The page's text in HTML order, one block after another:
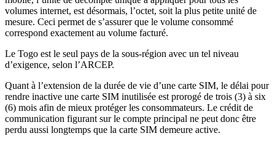
volumes internet, est désormais, l’octet, soit la plus petite unité de
mesure. Ceci permet de s’assurer que le volume consommé
correspond exactement au volume facturé.
Le Togo est le seul pays de la sous-région avec un tel niveau
d’exigence, selon l’ARCEP.
Quant à l’extension de la durée de vie d’une carte SIM, le délai pour
rendre inactive une carte SIM inutilisée est prorogé de trois (3) à six
(6) mois afin de mieux protéger les consommateurs. Le crédit de
communication figurant sur le compte principal ne peut donc être
perdu aussi longtemps que la carte SIM demeure active.